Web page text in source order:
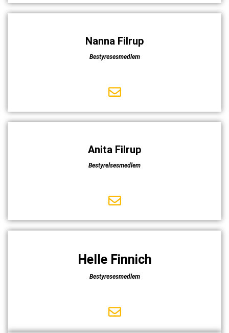
Nanna Filrup
Bestyresesmedlem
Anita Filrup
Bestyrelsesmedlem
Helle Finnich
Bestyresesmedlem